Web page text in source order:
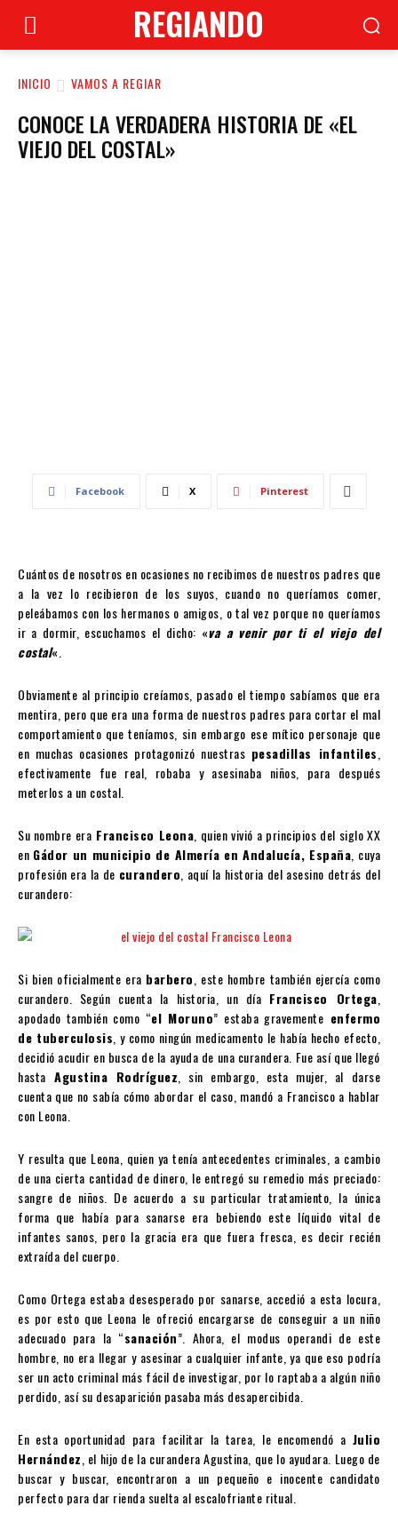
REGIANDO
INICIO VAMOS A REGIAR
CONOCE LA VERDADERA HISTORIA DE «EL
VIEJO DEL COSTAL»
Facebook X Pinterest
Cuántos de nosotros en ocasiones no recibimos de nuestros padres que
a la vez lo recibieron de los suyos, cuando no queríamos comer,
peleábamos con los hermanos o amigos, o tal vez porque no queríamos
ir a dormir, escuchamos el dicho: «va a venir por ti el viejo del
costal«.
Obviamente al principio creíamos, pasado el tiempo sabíamos que era
mentira, pero que era una forma de nuestros padres para cortar el mal
comportamiento que teníamos, sin embargo ese mítico personaje que
en muchas ocasiones protagonizó nuestras pesadillas infantiles
efectivamente fue real, robaba y asesinaba niños, para después
meterlos a un costal.
Su nombre era Francisco Leona , quien vivió a principios del siglo XX
en Gádor un municipio de Almería en Andalucía, España , cuya
profesión era la de curandero , aquí la historia del asesino detrás del
curandero:
Si bien oficialmente era barbero , este hombre también ejercía como
curandero. Según cuenta la historia, un día Francisco Ortega
apodado también como “el Moruno” estaba gravemente enfermo
de tuberculosis , y como ningún medicamento le había hecho efecto,
decidió acudir en busca de la ayuda de una curandera. Fue así que llegó
hasta Agustina Rodríguez , sin embargo, esta mujer, al darse
cuenta que no sabía cómo abordar el caso, mandó a Francisco a hablar
con Leona.
Y resulta que Leona, quien ya tenía antecedentes criminales, a cambio
de una cierta cantidad de dinero, le entregó su remedio más preciado:
sangre de niños. De acuerdo a su particular tratamiento, la única
forma que había para sanarse era bebiendo este líquido vital de
infantes sanos, pero la gracia era que fuera fresca, es decir recién
extraída del cuerpo.
Como Ortega estaba desesperado por sanarse, accedió a esta locura,
es por esto que Leona le ofreció encargarse de conseguir a un niño
adecuado para la “sanación”. Ahora, el modus operandi de este
hombre, no era llegar y asesinar a cualquier infante, ya que eso podría
ser un acto criminal más fácil de investigar, por lo raptaba a algún niño
perdido, así su desaparición pasaba más desapercibida.
En esta oportunidad para facilitar la tarea, le encomendó a Julio
Hernández , el hijo de la curandera Agustina, que lo ayudara. Luego de
buscar y buscar, encontraron a un pequeño e inocente candidato
perfecto para dar rienda suelta al escalofriante ritual.